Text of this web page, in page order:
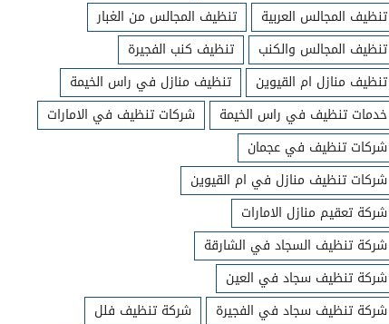
تنظيف المجالس العربية
تنظيف المجالس من الغبار
تنظيف المجالس والكنب
تنظيف كنب الفجيرة
تنظيف منازل ام القيوين
تنظيف منازل في راس الخيمة
خدمات تنظيف في راس الخيمة
شركات تنظيف في الامارات
شركات تنظيف في عجمان
شركات تنظيف منازل في ام القيوين
شركة تعقيم منازل الامارات
شركة تنظيف السجاد في الشارقة
شركة تنظيف سجاد في العين
شركة تنظيف سجاد في الفجيرة
شركة تنظيف فلل